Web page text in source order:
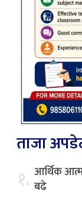
ताजा
१. आर्थिक
बढे